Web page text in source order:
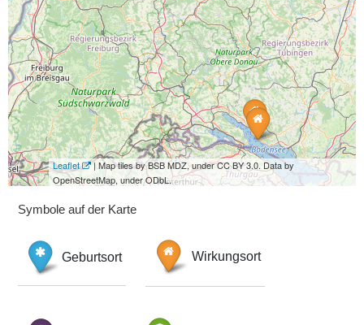
Leaflet
| Map tiles by BSB MDZ, under CC BY 3.0. Data by
OpenStreetMap, under ODbL.
Symbole auf der Karte
Geburtsort Wirkungsort